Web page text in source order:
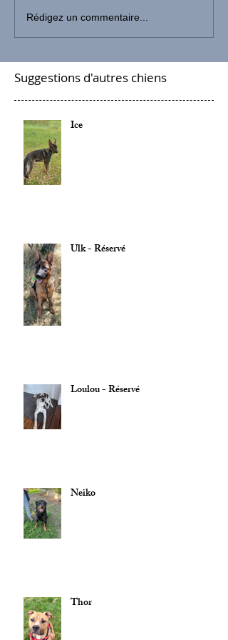
Rédigez un commentaire...
Suggestions d'autres chiens
Ice
Ulk - Réservé
Loulou - Réservé
Neiko
Thor